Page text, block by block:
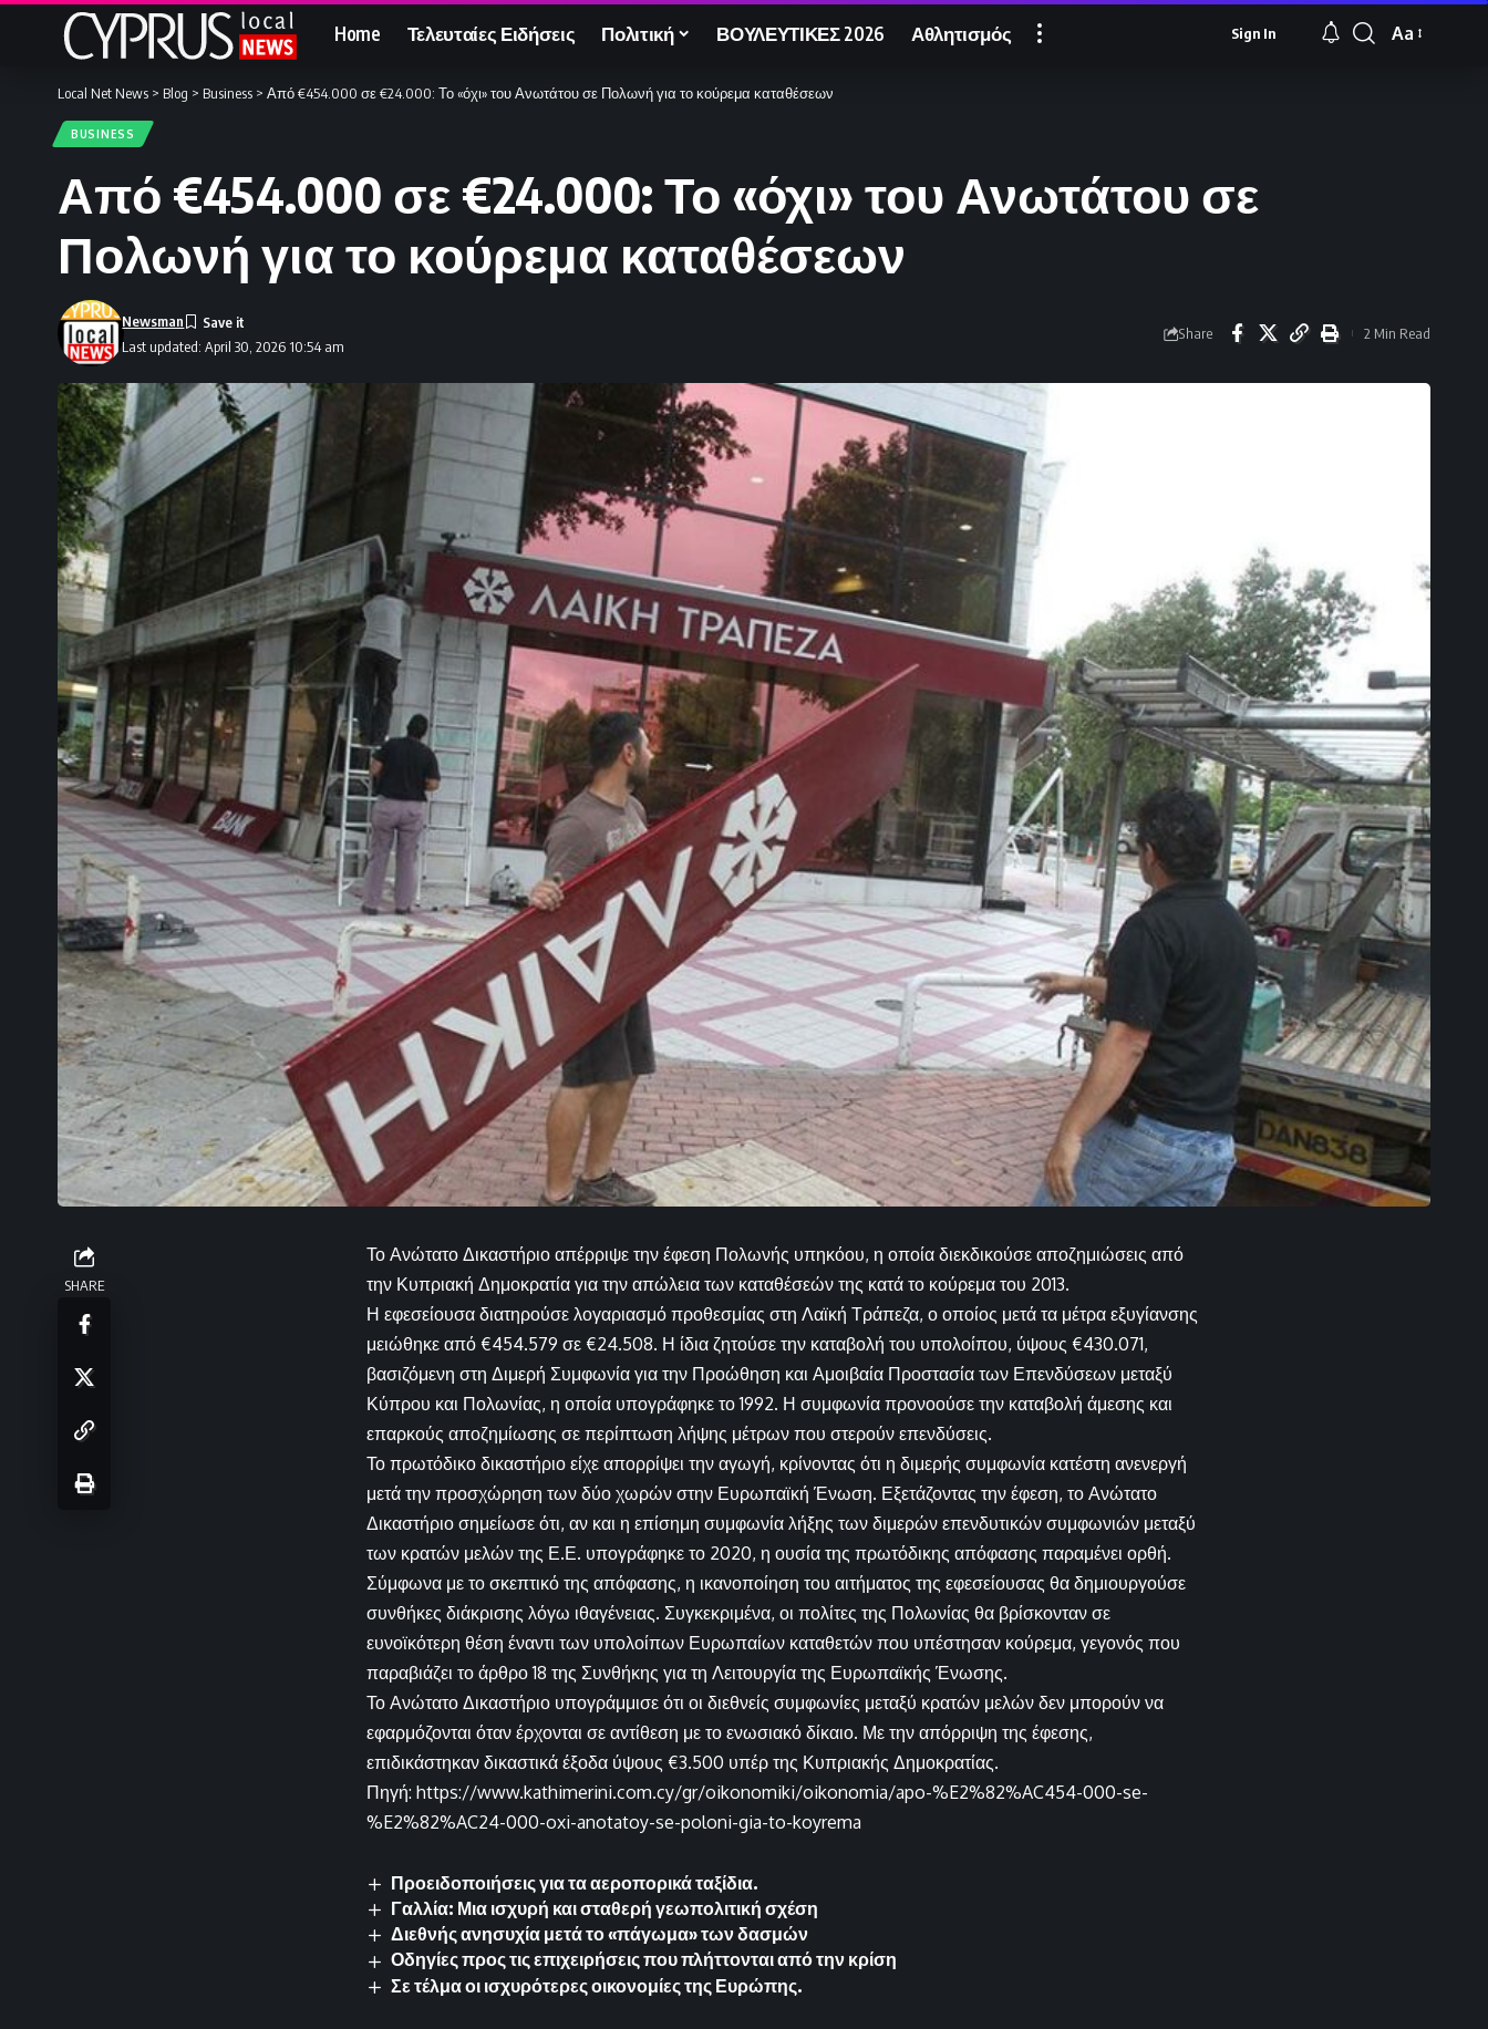
Home Τελευταίες Ειδήσεις Πολιτική ΒΟΥΛΕΥΤΙΚΕΣ 2026 Αθλητισμός Sign In
Font
Aa
Local Net News > Blog > Business > Από €454.000 σε €24.000: Το «όχι» του Ανωτάτου σε Πολωνή για το κούρεμα καταθέσεων
BUSINESS
Από €454.000 σε €24.000: Το «όχι» του Ανωτάτου σε
Πολωνή για το κούρεμα καταθέσεων
Last updated: April 30, 2026 10:54 am
Newsman
Share 2 Min Read
SHARE
Το Ανώτατο Δικαστήριο απέρριψε την έφεση Πολωνής υπηκόου, η οποία διεκδικούσε αποζημιώσεις από
την Κυπριακή Δημοκρατία για την απώλεια των καταθέσεών της κατά το κούρεμα του 2013.
Η εφεσείουσα διατηρούσε λογαριασμό προθεσμίας στη Λαϊκή Τράπεζα, ο οποίος μετά τα μέτρα εξυγίανσης
μειώθηκε από €454.579 σε €24.508. Η ίδια ζητούσε την καταβολή του υπολοίπου, ύψους €430.071,
βασιζόμενη στη Διμερή Συμφωνία για την Προώθηση και Αμοιβαία Προστασία των Επενδύσεων μεταξύ
Κύπρου και Πολωνίας, η οποία υπογράφηκε το 1992. Η συμφωνία προνοούσε την καταβολή άμεσης και
επαρκούς αποζημίωσης σε περίπτωση λήψης μέτρων που στερούν επενδύσεις.
Το πρωτόδικο δικαστήριο είχε απορρίψει την αγωγή, κρίνοντας ότι η διμερής συμφωνία κατέστη ανενεργή
μετά την προσχώρηση των δύο χωρών στην Ευρωπαϊκή Ένωση. Εξετάζοντας την έφεση, το Ανώτατο
Δικαστήριο σημείωσε ότι, αν και η επίσημη συμφωνία λήξης των διμερών επενδυτικών συμφωνιών μεταξύ
των κρατών μελών της Ε.Ε. υπογράφηκε το 2020, η ουσία της πρωτόδικης απόφασης παραμένει ορθή.
Σύμφωνα με το σκεπτικό της απόφασης, η ικανοποίηση του αιτήματος της εφεσείουσας θα δημιουργούσε
συνθήκες διάκρισης λόγω ιθαγένειας. Συγκεκριμένα, οι πολίτες της Πολωνίας θα βρίσκονταν σε
ευνοϊκότερη θέση έναντι των υπολοίπων Ευρωπαίων καταθετών που υπέστησαν κούρεμα, γεγονός που
παραβιάζει το άρθρο 18 της Συνθήκης για τη Λειτουργία της Ευρωπαϊκής Ένωσης.
Το Ανώτατο Δικαστήριο υπογράμμισε ότι οι διεθνείς συμφωνίες μεταξύ κρατών μελών δεν μπορούν να
εφαρμόζονται όταν έρχονται σε αντίθεση με το ενωσιακό δίκαιο. Με την απόρριψη της έφεσης,
επιδικάστηκαν δικαστικά έξοδα ύψους €3.500 υπέρ της Κυπριακής Δημοκρατίας.
Πηγή: https://www.kathimerini.com.cy/gr/oikonomiki/oikonomia/apo-%E2%82%AC454-000-se-
%E2%82%AC24-000-oxi-anotatoy-se-poloni-gia-to-koyrema
Προειδοποιήσεις για τα αεροπορικά ταξίδια.
Γαλλία: Μια ισχυρή και σταθερή γεωπολιτική σχέση
Διεθνής ανησυχία μετά το «πάγωμα» των δασμών
Οδηγίες προς τις επιχειρήσεις που πλήττονται από την κρίση
Σε τέλμα οι ισχυρότερες οικονομίες της Ευρώπης.